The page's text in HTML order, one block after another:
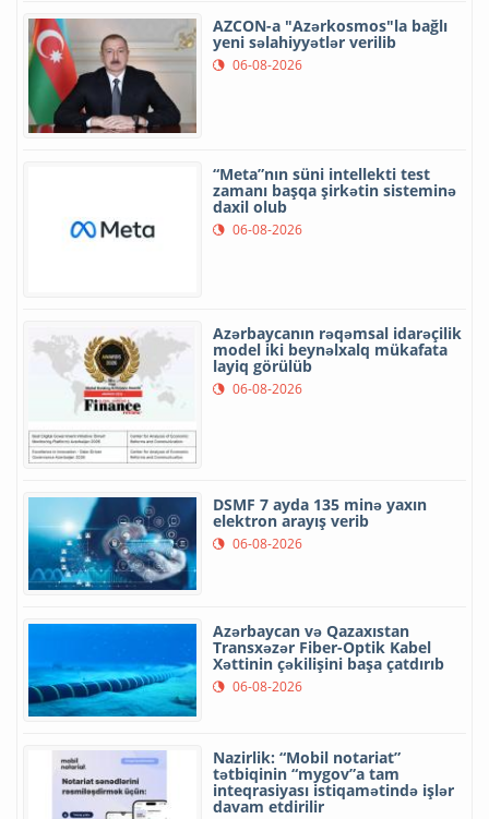
AZCON-a "Azərkosmos"la bağlı
yeni səlahiyyətlər verilib
06-08-2026
“Meta”nın süni intellekti test
zamanı başqa şirkətin sisteminə
daxil olub
06-08-2026
Azərbaycanın rəqəmsal idarəçilik
model iki beynəlxalq mükafata
layiq görülüb
06-08-2026
DSMF 7 ayda 135 minə yaxın
elektron arayış verib
06-08-2026
Azərbaycan və Qazaxıstan
Transxəzər Fiber-Optik Kabel
Xəttinin çəkilişini başa çatdırıb
06-08-2026
Nazirlik: “Mobil notariat”
tətbiqinin “mygov”a tam
inteqrasiyası istiqamətində işlər
davam etdirilir